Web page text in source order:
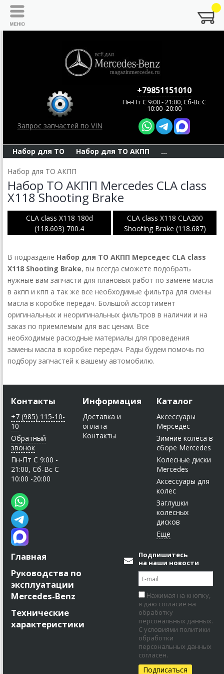
Запрос запчастей по VIN
+79851151010
Пн-Пт C 9:00 - 21:00, Сб-Вс С
10:00 -20:00
Набор для ТО Набор для ТО АКПП ...
Набор для ТО АКПП
Набор ТО АКПП Mercedes CLA class
X118 Shooting Brake
CLA class X118 180d
(118.603) 700.4
CLA class X118 CLA200
Shooting Brake (118.687)
В подразделе Набор для ТО АКПП Мерседес CLA class
X118 Shooting Brake, вы всегда сможете подобрать
нужные вам запчасти для плановых работ по замене масла
в акпп и кпп а так же все необходимые фильтра для смены
масла в коробке передач. Большой ассортимент
оригинальных и неоригинальных фильтров в наличии и на
заказ по приемлемым для вас ценам. Все
необходимые расходные материалы для проведения
замены масла в коробке передач. Рады будем помочь по
подбору запчастей к вашему автомобилю.
Контакты
+7 (985) 115-10-
10
Обратный
звонок
Пн-Пт C 9:00 -
21:00, Сб-Вс С
10:00 -20:00
Информация
Доставка и
оплата
Контакты
Каталог
Аксессуары
Мерседес
Зимние колеса в
сборе Mercedes
Колесные диски
Mercedes
Аксессуары для
колес
Заглушки
колесных
дисков
Главная
Руководства по
эксплуатации
Mercedes-Benz
Технические
характеристики
Подпишитесь
на наши новости
Нажимая на кнопку,
я даю согласие на
обработку
персональных данных.
С условиями политики
обработки
персональных данных
согласен.